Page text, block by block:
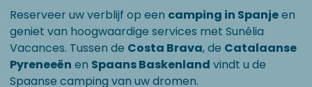
Reserveer uw verblijf op een camping in Spanjeen
geniet van hoogwaardige services met Sunêlia
Vacances. Tussen de Costa Brava, de Catalaanse
Pyreneeën en Spaans Baskenland vindt u de
Spaanse camping van uw dromen.